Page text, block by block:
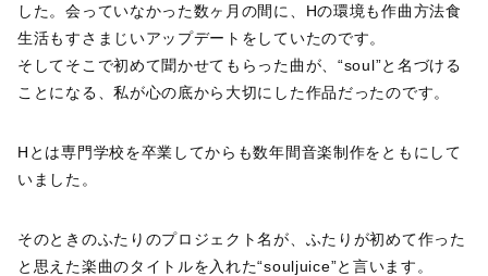
した。会っていなかった数ヶ月の間に、Hの環境も作曲方法食
生活もすさまじいアップデートをしていたのです。
そしてそこで初めて聞かせてもらった曲が、“soul”と名づける
ことになる、私が心の底から大切にした作品だったのです。
Hとは専門学校を卒業してからも数年間音楽制作をともにして
いました。
そのときのふたりのプロジェクト名が、ふたりが初めて作った
と思えた楽曲のタイトルを入れた“souljuice”と言います。